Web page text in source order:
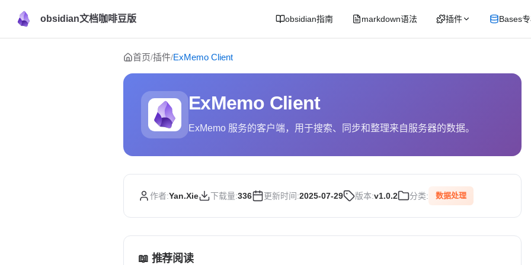
obsidian文档咖啡豆版 obsidian指南 markdown语法 插件 Bases
Skip to content
首页/插件/ExMemo Client
ExMemo Client
ExMemo 服务的客户端，用于搜索、同步和整理来自服务器的数据。
作者:Yan.Xie 下载量:336 更新时间:2025-07-29 版本:v1.0.2 分类: 数据处理
📖 推荐阅读